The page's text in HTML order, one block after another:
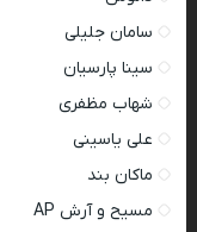
سامان جلیلی
سینا پارسیان
شهاب مظفری
علی یاسینی
ماکان بند
مسیح و آرش AP